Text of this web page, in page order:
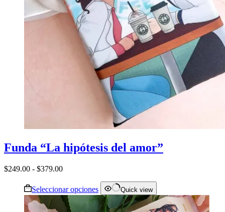
Funda “La hipótesis del amor”
$249.00 - $379.00Rango
precios:
desde
$249.00
Seleccionar opciones Este
producto
tiene
Quick view